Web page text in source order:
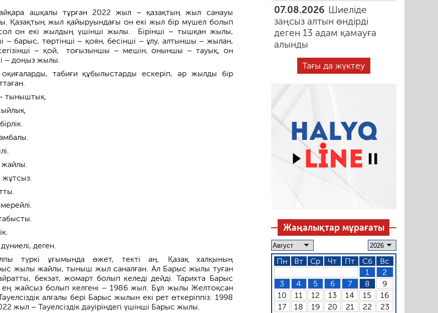
ашқалы тұрған 2022 жыл – қазақтың жыл санауы
Қазақтың жыл қайыруындағы он екі жыл бір мүшел болып
он екі жылдың үшінші жылы. Бірінші – тышқан жылы,
– барыс, төртінші – қоян, бесінші – ұлу, алтын­шы – жылан,
– қой, тоғызын­шы – мешін, оныншы – тауық, он
– доңыз жылы.
табиғи құбылыстарды ескеріп, әр жылды бір
тыныштық.
деген.
түркі ұғымында өжет, текті аң. Қазақ халқының
жылы жайлы, тыныш жыл саналған. Ал Барыс жылы туған
бекзат, жомарт болып келеді дейді. Тарихта Барыс
жайсыз болып келгені – 1986 жыл. Бұл жылы Желтоқсан
алғалы бері Барыс жылын екі рет өткеріппіз: 1998
жыл – Тәуелсіздік дәуіріндегі үшінші Барыс жылы.
07.08.2026 Шиеліде
заңсыз алтын өндірді
деген 13 адам қамауға
алынды
Тағы да жүктеу
Жаңалықтар мұрағаты
Пн Вт Ср Чт Пт Сб
Вс
1
2
3
4 5 6 7 8
9
10
11 12 13 14 15
16
17
18 19 20 21 22
23